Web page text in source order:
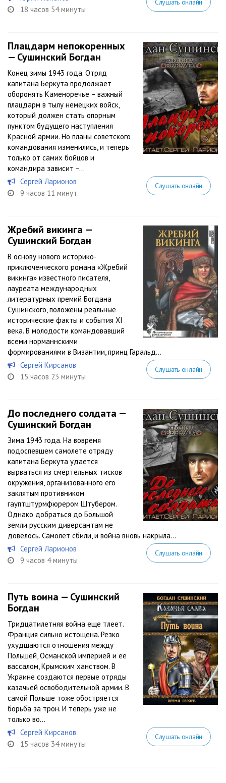
18 часов 54 минуты
Слушать онлайн
Плацдарм непокоренных
— Сушинский Богдан
Конец зимы 1943 года. Отряд
капитана Беркута продолжает
оборонять Каменоречье – важный
плацдарм в тылу немецких войск,
который должен стать опорным
пунктом будущего наступления
Красной армии. Но планы советского
командования изменились, и теперь
только от самих бойцов и
командира зависит –...
Сергей Ларионов
9 часов 11 минут
Слушать онлайн
Жребий викинга —
Сушинский Богдан
В основу нового историко-
приключенческого романа «Жребий
викинга» известного писателя,
лауреата международных
литературных премий Богдана
Сушинского, положены реальные
исторические факты и события ХI
века. В молодости командовавший
всеми норманнскими
формированиями в Византии, принц Гаральд...
Сергей Кирсанов
15 часов 23 минуты
Слушать онлайн
До последнего солдата —
Сушинский Богдан
Зима 1943 года. На вовремя
подоспевшем самолете отряду
капитана Беркута удается
вырваться из смертельных тисков
окружения, организованного его
заклятым противником
гауптштурмфюрером Штубером.
Однако добраться до Большой
земли русским диверсантам не
довелось. Самолет сбили, и война вновь накрыла...
Сергей Ларионов
9 часов 4 минуты
Слушать онлайн
Путь воина — Сушинский
Богдан
Тридцатилетняя война еще тлеет.
Франция сильно истощена. Резко
ухудшаются отношения между
Польшей, Османской империей и ее
вассалом, Крымским ханством. В
Украине создаются первые отряды
казачьей освободительной армии. В
самой Польше тоже обостряется
борьба за трон. И теперь уже не
только во...
Сергей Кирсанов
15 часов 34 минуты
Слушать онлайн